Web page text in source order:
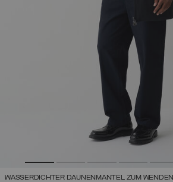
WASSERDICHTER DAUNENMANTEL ZUM WENDEN